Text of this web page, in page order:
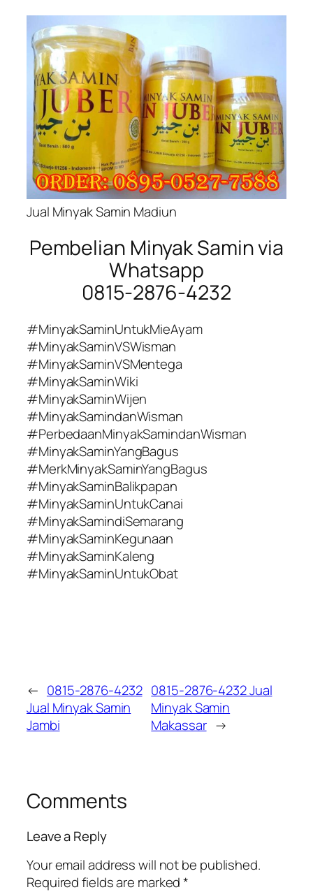
Jual Minyak Samin Madiun
Pembelian Minyak Samin via
Whatsapp
0815-2876-4232
#MinyakSaminUntukMieAyam
#MinyakSaminVSWisman
#MinyakSaminVSMentega
#MinyakSaminWiki
#MinyakSaminWijen
#MinyakSamindanWisman
#PerbedaanMinyakSamindanWisman
#MinyakSaminYangBagus
#MerkMinyakSaminYangBagus
#MinyakSaminBalikpapan
#MinyakSaminUntukCanai
#MinyakSamindiSemarang
#MinyakSaminKegunaan
#MinyakSaminKaleng
#MinyakSaminUntukObat
← 0815-2876-4232
Jual Minyak Samin
Jambi
0815-2876-4232 Jual
Minyak Samin
Makassar →
Comments
Leave a Reply
Your email address will not be published.
Required fields are marked*